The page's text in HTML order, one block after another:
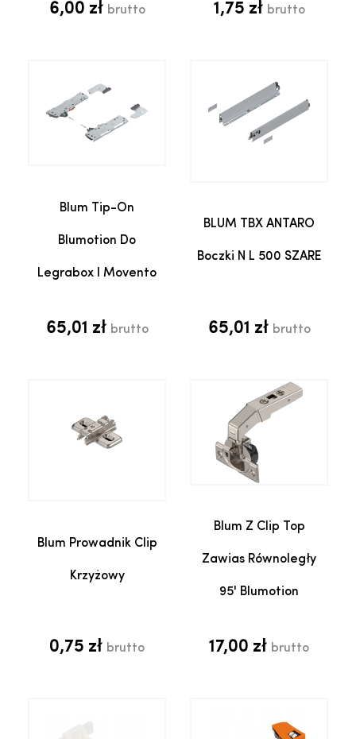
6,00 zł brutto 1,75 zł brutto
Blum Tip-On
Blumotion Do
Legrabox I Movento
65,01 zł brutto
BLUM TBX ANTARO
Boczki N L 500 SZARE
65,01 zł brutto
Blum Prowadnik Clip
Krzyżowy
0,75 zł brutto
Blum Z Clip Top
Zawias Równoległy
95' Blumotion
17,00 zł brutto